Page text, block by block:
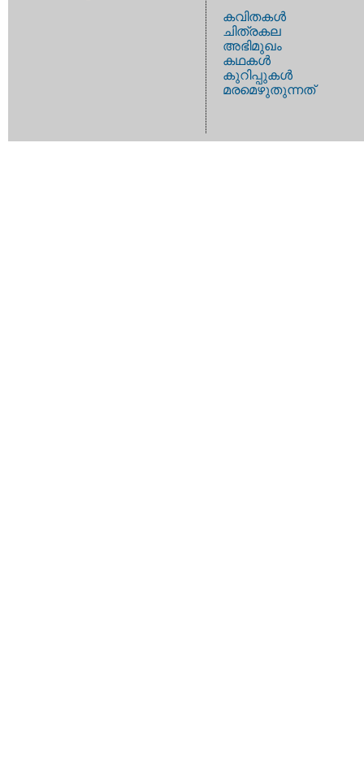
കവിതകള്‍
ചിത്രകല
അഭിമുഖം
കഥകള്‍
കുറിപ്പുകള്‍
മരമെഴുതുന്നത്